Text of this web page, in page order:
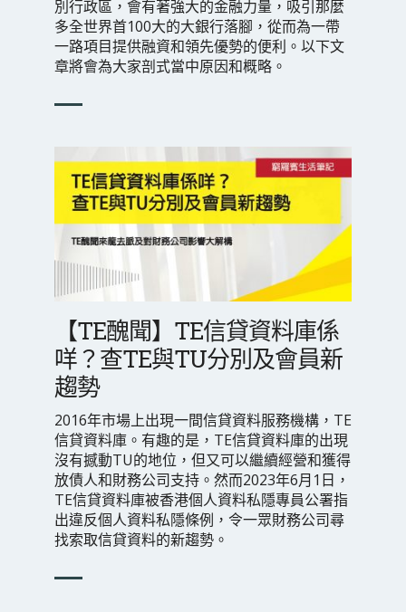
別行政區，會有著強大的金融力量，吸引那麼
多全世界首100大的大銀行落腳，從而為一帶
一路項目提供融資和領先優勢的便利。以下文
章將會為大家剖式當中原因和概略。
【TE醜聞】TE信貸資料庫係
咩？查TE與TU分別及會員新
趨勢
2016年市場上出現一間信貸資料服務機構，TE
信貸資料庫。有趣的是，TE信貸資料庫的出現
沒有撼動TU的地位，但又可以繼續經營和獲得
放債人和財務公司支持。然而2023年6月1日，
TE信貸資料庫被香港個人資料私隱專員公署指
出違反個人資料私隱條例，令一眾財務公司尋
找索取信貸資料的新趨勢。